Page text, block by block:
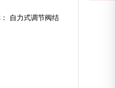
自力式调节阀结